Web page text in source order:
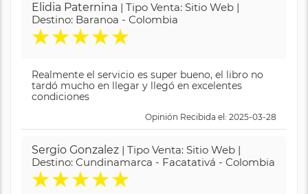
Elidia Paternina | Tipo Venta: Sitio Web |
Destino: Baranoa - Colombia
★★★★★
Realmente el servicio es super bueno, el libro no
tardó mucho en llegar y llegó en excelentes
condiciones
Opinión Recibida el: 2025-03-28
Sergio Gonzalez | Tipo Venta: Sitio Web |
Destino: Cundinamarca - Facatativá - Colombia
★★★★★